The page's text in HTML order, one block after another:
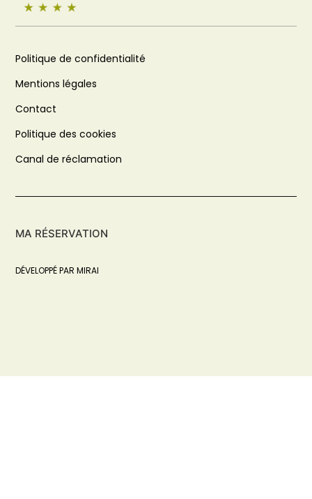
Politique de confidentialité
Mentions légales
Contact
Politique des cookies
Canal de réclamation
MA RÉSERVATION
DÉVELOPPÉ PARMIRAI